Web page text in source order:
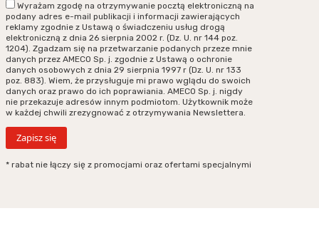
Wyrażam zgodę na otrzymywanie pocztą elektroniczną na
podany adres e-mail publikacji i informacji zawierających
reklamy zgodnie z Ustawą o świadczeniu usług drogą
elektroniczną z dnia 26 sierpnia 2002 r. (Dz. U. nr 144 poz.
1204). Zgadzam się na przetwarzanie podanych przeze mnie
danych przez AMECO Sp. j. zgodnie z Ustawą o ochronie
danych osobowych z dnia 29 sierpnia 1997 r (Dz. U. nr 133
poz. 883). Wiem, że przysługuje mi prawo wglądu do swoich
danych oraz prawo do ich poprawiania. AMECO Sp. j. nigdy
nie przekazuje adresów innym podmiotom. Użytkownik może
w każdej chwili zrezygnować z otrzymywania Newslettera.
* rabat nie łączy się z promocjami oraz ofertami specjalnymi